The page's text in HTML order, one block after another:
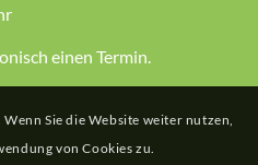
einen Termin.
Sie die Website weiter nutzen,
von Cookies zu.